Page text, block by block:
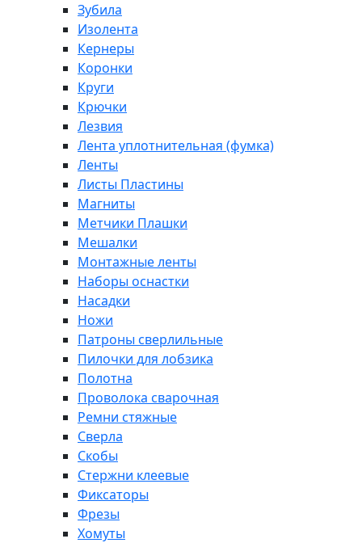
Зубила
Изолента
Кернеры
Коронки
Круги
Крючки
Лезвия
Лента уплотнительная (фумка)
Ленты
Листы Пластины
Магниты
Метчики Плашки
Мешалки
Монтажные ленты
Наборы оснастки
Насадки
Ножи
Патроны сверлильные
Пилочки для лобзика
Полотна
Проволока сварочная
Ремни стяжные
Сверла
Скобы
Стержни клеевые
Фиксаторы
Фрезы
Хомуты